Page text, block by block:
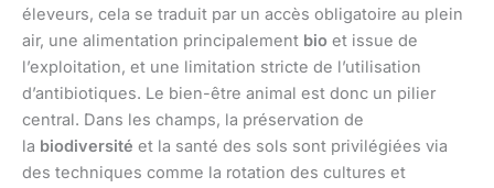
éleveurs, cela se traduit par un accès obligatoire au plein
air, une alimentation principalement bio et issue de
l’exploitation, et une limitation stricte de l’utilisation
d’antibiotiques. Le bien-être animal est donc un pilier
central. Dans les champs, la préservation de
la biodiversité et la santé des sols sont privilégiées via
des techniques comme la rotation des cultures et